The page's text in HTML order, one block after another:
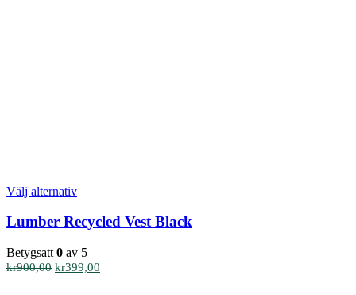
Välj alternativDen
produkten
har
flera
varianter.
De
Lumber Recycled Vest Black
Betygsatt 0 av 5
kr900,00 Det
kr399,00